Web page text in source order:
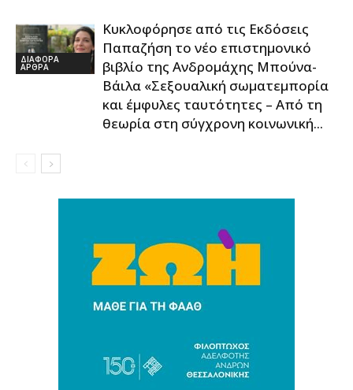
ΔΙΑΦΟΡΑ
ΑΡΘΡΑ
Κυκλοφόρησε από τις Εκδόσεις
Παπαζήση το νέο επιστημονικό
βιβλίο της Ανδρομάχης Μπούνα-
Βάιλα «Σεξουαλική σωματεμπορία
και έμφυλες ταυτότητες – Από τη
θεωρία στη σύγχρονη κοινωνική...